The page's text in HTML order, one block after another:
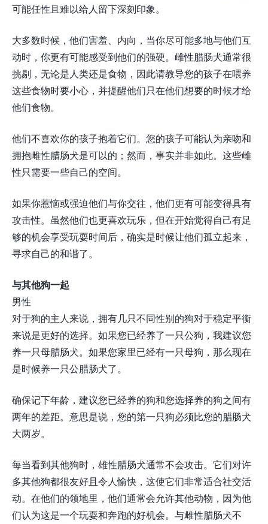
可能任性且难以给人留下深刻印象。
大多数时候，他们害羞、内向，当你尽可能多地与他们互
动时，你更有可能感受到他们的强硬。雌性腊肠犬通常很
挑剔，无论是人类还是食物，因此请教导您的孩子在喂养
这些食物时要小心，并提醒他们只在他们想要的时候才给
他们食物。
他们不喜欢你的孩子抱着它们。您的孩子可能认为亲吻和
拥抱雌性腊肠犬是可以的；然而，事实并非如此。这些雌
性只需要一些自己的空间。
如果你惹恼或强迫他们与你交往，他们更有可能变得具有
攻击性。虽然他们也更喜欢玩乐，但在开始觉得自己有足
够的机会享受玩耍时间后，确实是时候让他们孤立起来，
寻求自己的和谐了。
与其他狗一起
男性
对于狗的主人来说，拥有几只不同性别的狗对于稳定平衡
来说是更好的选择。如果您已经养了一只公狗，我建议您
养一只母腊肠犬。如果您家里已经有一只母狗，那么现在
是时候养一只公腊肠犬了。
确保记下年龄，建议您已经养的狗和您选择养的狗之间有
两年的差距。意思是说，您的第一只狗必须比您的腊肠犬
大两岁。
每当看到其他狗时，雄性腊肠犬通常不会攻击。它们对许
多其他狗都很友好且令人愉快，这使它们非常适合社交活
动。在他们的领地里，他们通常会允许其他动物，因为他
们认为这是一个玩耍和奔跑的好机会。与雌性腊肠犬不